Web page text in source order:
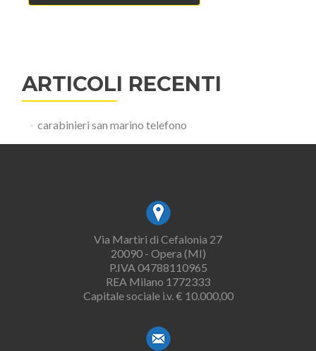
ARTICOLI RECENTI
carabinieri san marino telefono
Via Martiri di Cefalonia 27
20090 - Opera (MI)
P.IVA 04788110965
REA Milano 1772333
Capitale sociale i.v. € 10.000,00